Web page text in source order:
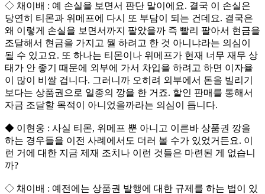
◇ 채이배 : 예 손실을 보면서 판단 말이에요. 결국 이 손실은
당연히 티몬과 위메프에 다시 또 부담이 되는 건데요. 결국은
왜 이렇게 손실을 보면서까지 팔았을까 즉 빨리 팔아서 현금을
조달해서 현금을 가지고 뭘 하려고 한 것 아니냐라는 의심이
될 수 있고요. 또 하나는 티몬이나 위메프가 현재 너무 재무 상
태가 안 좋기 때문에 외부에 가서 차입을 하려고 하면 이자율
이 많이 비쌀 겁니다. 그러니까 오히려 외부에서 돈을 빌리기
보다는 상품권으로 일종의 깡을 한 거죠. 할인 판매를 통해서
자금 조달할 목적이 아니었을까라는 의심이 듭니다.
◆ 이현웅 : 사실 티몬, 위메프 뿐 아니고 이른바 상품권 깡을
하는 경우들을 이전 사례에서도 더러 볼 수가 있었거든요. 이
런 거에 대한 지금 제재 조치나 이런 것들은 마련된 게 없습니
까?
◇ 채이배 : 예전에는 상품권 발행에 대한 규제를 하는 법이 있